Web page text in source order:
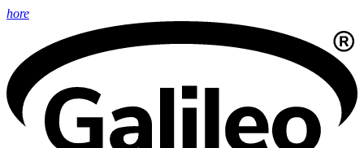
hore